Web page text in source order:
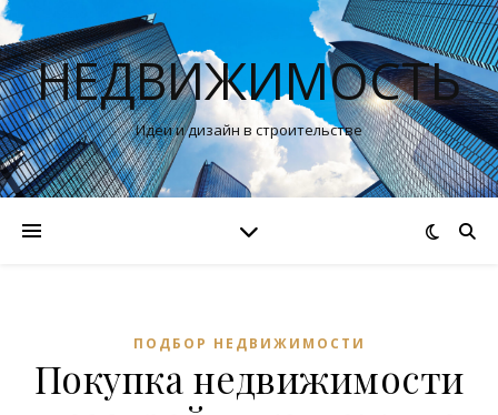
НЕДВИЖИМОСТЬ
Идеи и дизайн в строительстве
ПОДБОР НЕДВИЖИМОСТИ
Покупка недвижимости